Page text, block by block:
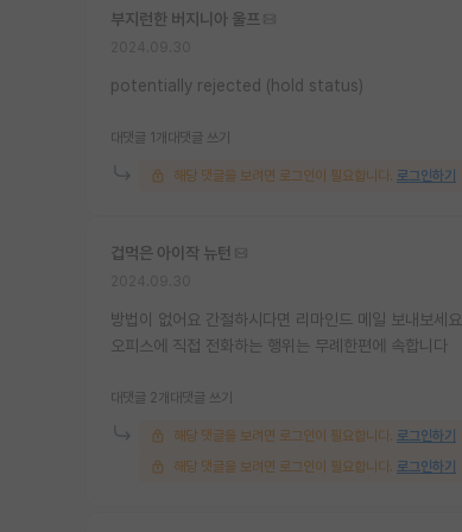
부지런한 버지니아 울프
potentially rejected (hold status)
대댓글 1개 대댓글 쓰기
해당 댓글을 보려면 로그인이 필요합니다. 로그인하기
겁먹은 아이작 뉴턴
방법이 없어요 간절하시다면 리마인드 메일 보내보세요.
오피스에 직접 전화하는 행위는 무례한편에 속합니다
대댓글 2개 대댓글 쓰기
해당 댓글을 보려면 로그인이 필요합니다. 로그인하기
해당 댓글을 보려면 로그인이 필요합니다. 로그인하기